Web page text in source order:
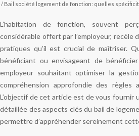
/ Bail société logement de fonction: quelles
L’habitation de fonction, souvent
considérable offert par l’employeur, recèle
pratiques qu’il est crucial de maîtriser.
bénéficiant ou envisageant de
employeur souhaitant optimiser la
compréhension approfondie des règles
L’objectif de cet article est de vous fournir
détaillée des aspects clés du bail de
permettre d’appréhender sereinement